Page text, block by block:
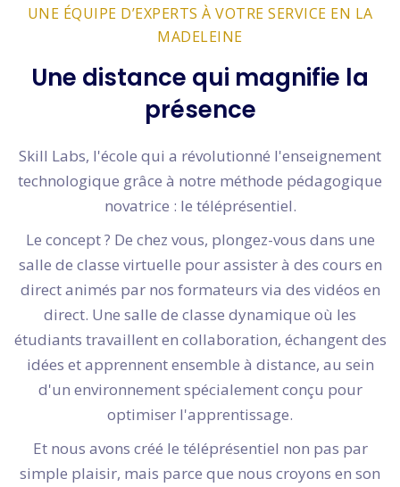
UNE ÉQUIPE D’EXPERTS À VOTRE SERVICE EN LA
MADELEINE
Une distance qui magnifie la
présence
Skill Labs, l'école qui a révolutionné l'enseignement
technologique grâce à notre méthode pédagogique
novatrice : le téléprésentiel.
Le concept ? De chez vous, plongez-vous dans une
salle de classe virtuelle pour assister à des cours en
direct animés par nos formateurs via des vidéos en
direct. Une salle de classe dynamique où les
étudiants travaillent en collaboration, échangent des
idées et apprennent ensemble à distance, au sein
d'un environnement spécialement conçu pour
optimiser l'apprentissage.
Et nous avons créé le téléprésentiel non pas par
simple plaisir, mais parce que nous croyons en son